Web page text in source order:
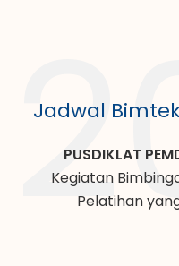
Jadwal
PUSDIKLAT
Kegiatan
Pelatihan